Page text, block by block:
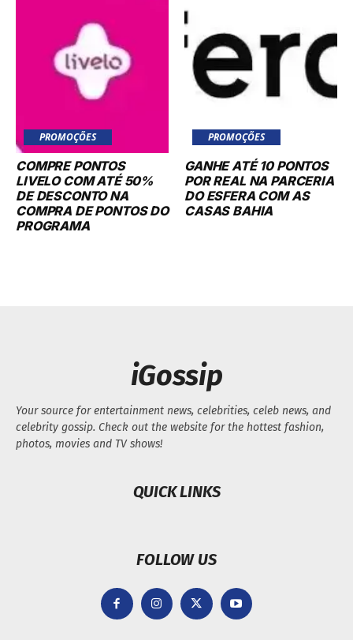
PROMOÇÕES
COMPRE PONTOS
LIVELO COM ATÉ 50%
DE DESCONTO NA
COMPRA DE PONTOS DO
PROGRAMA
PROMOÇÕES
GANHE ATÉ 10 PONTOS
POR REAL NA PARCERIA
DO ESFERA COM AS
CASAS BAHIA
iGossip
Your source for entertainment news, celebrities, celeb news, and
celebrity gossip. Check out the website for the hottest fashion,
photos, movies and TV shows!
QUICK LINKS
FOLLOW US